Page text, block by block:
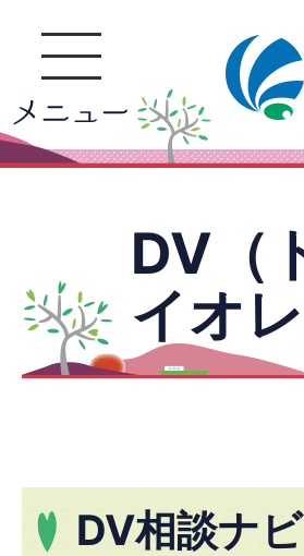
DV（
イオ
DV相談ナビ